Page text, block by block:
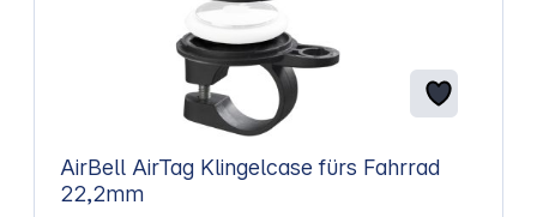
AirBell AirTag Klingelcase fürs Fahrrad
22,2mm